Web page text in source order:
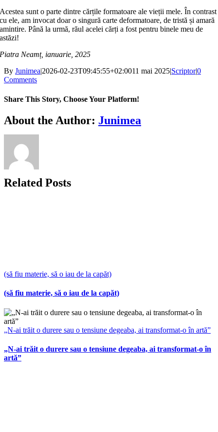
Acestea sunt o parte dintre cărțile formatoare ale vieții mele. În contrast
cu ele, am invocat doar o singură carte deformatoare, de tristă și amară
amintire. Până la urmă, răul acelei cărți a fost pentru binele meu de
astăzi!
Piatra Neamț, ianuarie, 2025
By Junimea|2026-02-23T09:45:55+02:0011 mai 2025|Scriptor|0
Comments
Share This Story, Choose Your Platform!
Facebook
X
Bluesky
Reddit
LinkedIn
WhatsApp
Telegram
Tumblr
Xing
Email
Copy
Link
About the Author: Junimea
Related Posts
(să fiu materie, să o iau de la capăt)
(să fiu materie, să o iau de la capăt)
„N-ai trăit o durere sau o tensiune degeaba, ai transformat-o în artă”
„N-ai trăit o durere sau o tensiune degeaba, ai transformat-o în
artă”